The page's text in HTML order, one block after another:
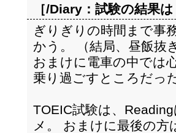
［/Diary： 試験の結果は
ぎりぎりの時間まで事
かう。 （結局、昼飯抜
おまけに電車の中では
乗り過ごすところだった
TOEIC試験は、
メ。 おまけに最後の